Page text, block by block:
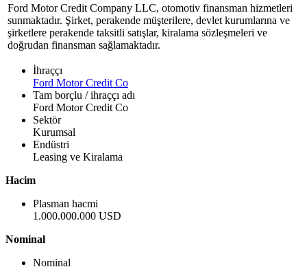
Ford Motor Credit Company LLC, otomotiv finansman hizmetleri
sunmaktadır. Şirket, perakende müşterilere, devlet kurumlarına ve
şirketlere perakende taksitli satışlar, kiralama sözleşmeleri ve
doğrudan finansman sağlamaktadır.
İhraççı
Ford Motor Credit Co
Tam borçlu / ihraççı adı
Ford Motor Credit Co
Sektör
Kurumsal
Endüstri
Leasing ve Kiralama
Hacim
Plasman hacmi
1.000.000.000 USD
Nominal
Nominal